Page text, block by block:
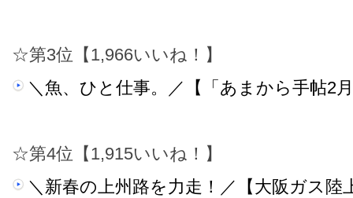
☆第3位【1,966いいね！】
＼魚、ひと仕事。／【「あまから手帖2
☆第4位【1,915いいね！】
＼新春の上州路を力走！／【大阪ガス陸